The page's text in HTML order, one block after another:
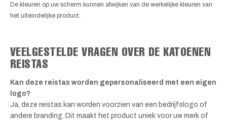
De kleuren op uw scherm kunnen afwijken van de werkelijke kleuren van
het uiteindelijke product.
VEELGESTELDE VRAGEN OVER DE KATOENEN
REISTAS
Kan deze reistas worden gepersonaliseerd met een eigen
logo?
Ja, deze reistas kan worden voorzien van een bedrijfslogo of
andere branding. Dit maakt het product uniek voor uw merk of